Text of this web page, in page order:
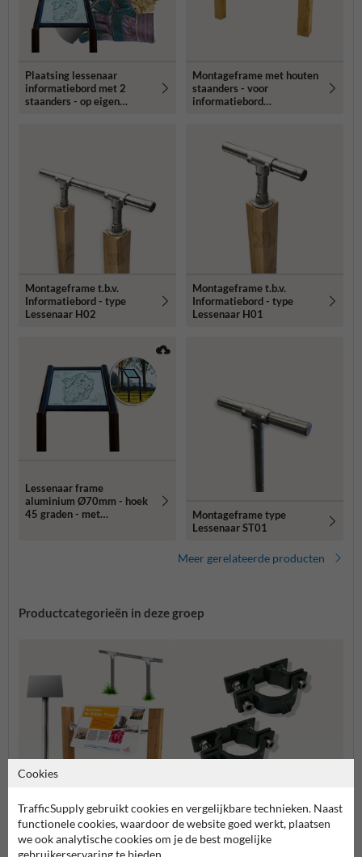
Plaatsing lessenaar
informatiebord met 2
staanders - op eigen
Montageframe met houten
staanders - voor
informatiebord
Montageframe t.b.v.
Informatiebord - type
Lessenaar H02
Montageframe t.b.v.
Informatiebord - type
Lessenaar H01
Lessenaar frame
aluminium Ø70mm - hoek
45 graden - met
Montageframe type
Lessenaar ST01
Meer gerelateerde producten
Productcategorieën in deze groep
Lessenaar montageframes Paalbeugels SB250 Muur
Cookies
TrafficSupply gebruikt cookies en vergelijkbare technieken. Naast
functionele cookies, waardoor de website goed werkt, plaatsen
we ook analytische cookies om je de best mogelijke
gebruikerservaring te bieden.